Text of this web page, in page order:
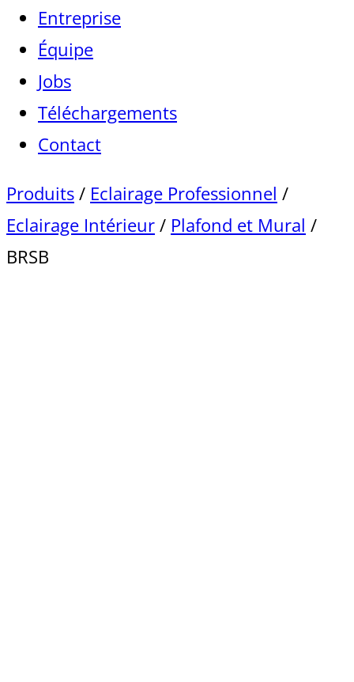
Entreprise
Équipe
Jobs
Téléchargements
Contact
Produits/ Eclairage Professionnel /
Eclairage Intérieur/ Plafond et Mural /
BRSB